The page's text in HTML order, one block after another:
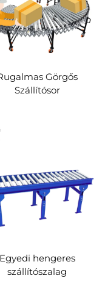
Görgős
Szállítósor
Egyedi hengeres
szállítószalag